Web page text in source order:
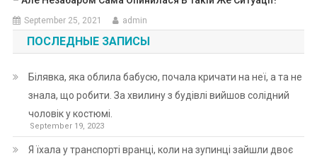
September 25, 2021 admin
ПОСЛЕДНЫЕ ЗАПИСЫ
Білявка, яка облила бабусю, почала кричати на неї, а та не
знала, що робити. За хвилину з будівлі вийшов солідний
чоловік у костюмі.
September 19, 2023
Я їхала у транспорті вранці, коли на зупинці зайшли двоє